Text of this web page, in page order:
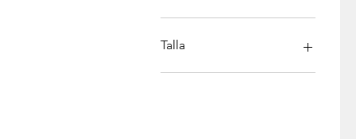
Fratessi
Mayoral
Talla
Talla 0